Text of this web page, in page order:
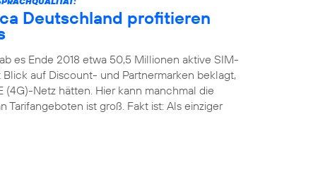
Deutschland profitieren
es Ende 2018 etwa 50,5 Millionen aktive SIM-
auf Discount- und Partnermarken beklagt,
(4G)-Netz hätten. Hier kann manchmal die
ist groß. Fakt ist: Als einziger